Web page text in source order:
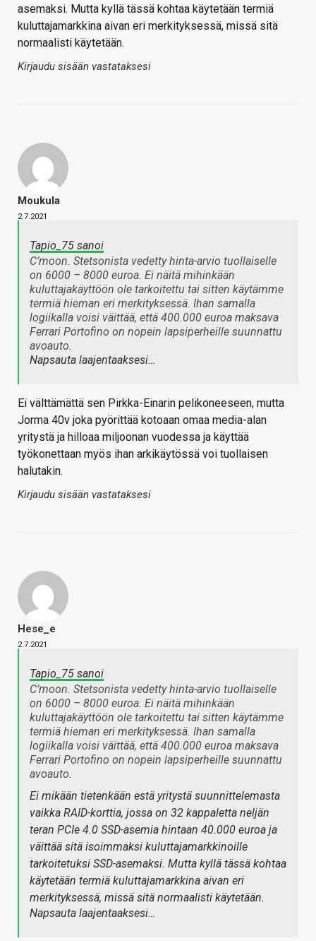
asemaksi. Mutta kyllä tässä kohtaa käytetään termiä
kuluttajamarkkina aivan eri merkityksessä, missä sitä
normaalisti käytetään.
Kirjaudu sisään vastataksesi
Moukula
2.7.2021
Tapio_75 sanoi
C’moon. Stetsonista vedetty hinta-arvio tuollaiselle
on 6000 – 8000 euroa. Ei näitä mihinkään
kuluttajakäyttöön ole tarkoitettu tai sitten käytämme
termiä hieman eri merkityksessä. Ihan samalla
logiikalla voisi väittää, että 400.000 euroa maksava
Ferrari Portofino on nopein lapsiperheille suunnattu
avoauto.
Napsauta laajentaaksesi…
Ei välttämättä sen Pirkka-Einarin pelikoneeseen, mutta
Jorma 40v joka pyörittää kotoaan omaa media-alan
yritystä ja hilloaa miljoonan vuodessa ja käyttää
työkonettaan myös ihan arkikäytössä voi tuollaisen
halutakin.
Kirjaudu sisään vastataksesi
Hese_e
2.7.2021
Tapio_75 sanoi
C’moon. Stetsonista vedetty hinta-arvio tuollaiselle
on 6000 – 8000 euroa. Ei näitä mihinkään
kuluttajakäyttöön ole tarkoitettu tai sitten käytämme
termiä hieman eri merkityksessä. Ihan samalla
logiikalla voisi väittää, että 400.000 euroa maksava
Ferrari Portofino on nopein lapsiperheille suunnattu
avoauto.
Ei mikään tietenkään estä yritystä suunnittelemasta
vaikka RAID-korttia, jossa on 32 kappaletta neljän
teran PCIe 4.0 SSD-asemia hintaan 40.000 euroa ja
väittää sitä isoimmaksi kuluttajamarkkinoille
tarkoitetuksi SSD-asemaksi. Mutta kyllä tässä kohtaa
käytetään termiä kuluttajamarkkina aivan eri
merkityksessä, missä sitä normaalisti käytetään.
Napsauta laajentaaksesi…